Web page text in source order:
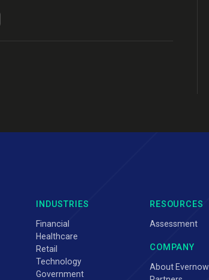
INDUSTRIES
Financial
Healthcare
Retail
Technology
Government
RESOURCES
Assessment
COMPANY
About Evernow